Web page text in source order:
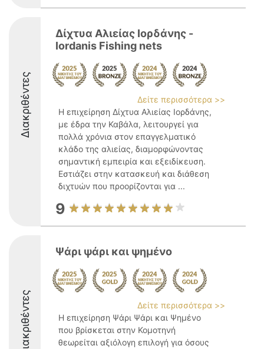
Διακριθέντες
Δίχτυα Αλιείας Ιορδάνης -
Iordanis Fishing nets
Δείτε περισσότερα >>
Η επιχείρηση Δίχτυα Αλιείας Ιορδάνης,
με έδρα την Καβάλα, λειτουργεί για
πολλά χρόνια στον επαγγελματικό
κλάδο της αλιείας, διαμορφώνοντας
σημαντική εμπειρία και εξειδίκευση.
Εστιάζει στην κατασκευή και διάθεση
διχτυών που προορίζονται για ...
9
Διακριθέντες
Ψάρι ψάρι και ψημένο
Δείτε περισσότερα >>
Η επιχείρηση Ψάρι Ψάρι και Ψημένο
που βρίσκεται στην Κομοτηνή
θεωρείται αξιόλογη επιλογή για όσους